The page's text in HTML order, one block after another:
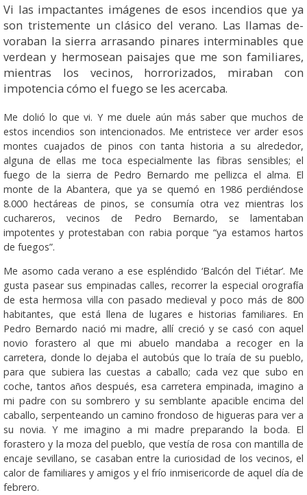
Vi las impactantes imá­ge­nes de esos incendios que ya
son tristemente un clá­si­co del verano. Las llamas de­
voraban la sierra arra­san­do pinares in­­­­­ter­­­­­minables que
verdean y hermosean paisajes que me son fa­mi­liares,
mientras los ve­­­­cinos, horrorizados, miraban con
impotencia cómo el fuego se les acercaba.
Me dolió lo que vi. Y me duele aún más saber que muchos de
estos incendios son intencionados. Me entristece ver arder esos
montes cuajados de pinos con tanta historia a su alrededor,
alguna de ellas me toca es­pe­cialmente las fibras sensibles; el
fuego de la sierra de Pedro Bernardo me pellizca el alma. El
monte de la Abantera, que ya se quemó en 1986 perdiéndose
8.000 hectáreas de pinos, se consumía otra vez mientras los
cuchareros, vecinos de Pedro Bernardo, se lamentaban
impotentes y protestaban con rabia porque “ya estamos hartos
de fuegos”.
Me asomo cada verano a ese espléndido ‘Balcón del Tiétar’. Me
gusta pasear sus empinadas calles, recorrer la especial orografía
de esta hermosa villa con pasado medieval y poco más de 800
habitantes, que está llena de lugares e historias familiares. En
Pedro Bernardo nació mi madre, allí creció y se casó con aquel
novio forastero al que mi abuelo mandaba a recoger en la
carretera, donde lo dejaba el autobús que lo traía de su pueblo,
para que subiera las cuestas a caballo; cada vez que subo en
coche, tantos años después, esa carretera empinada, imagino a
mi padre con su sombrero y su semblante apacible encima del
caballo, serpenteando un camino frondoso de higueras para ver a
su novia. Y me imagino a mi madre preparando la boda. El
forastero y la moza del pueblo, que vestía de rosa con mantilla de
encaje sevillano, se casaban entre la curiosidad de los vecinos, el
calor de familiares y amigos y el frío inmisericorde de aquel día de
febrero.